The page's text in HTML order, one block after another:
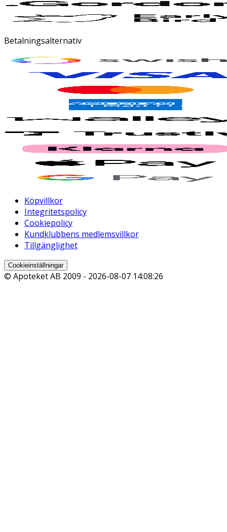
Betalningsalternativ
Köpvillkor
Integritetspolicy
Cookiepolicy
Kundklubbens medlemsvillkor
Tillgänglighet
Cookieinställningar
© Apoteket AB 2009 - 2026-08-07 14:08:26